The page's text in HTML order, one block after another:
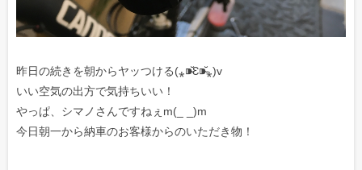
昨日の続きを朝からヤッつける(⁎⁍̴̆Ɛ⁍̴̆⁎)v
いい空気の出方で気持ちいい！
やっぱ、シマノさんですねぇm(_ _)m
今日朝一から納車のお客様からのいただき物！